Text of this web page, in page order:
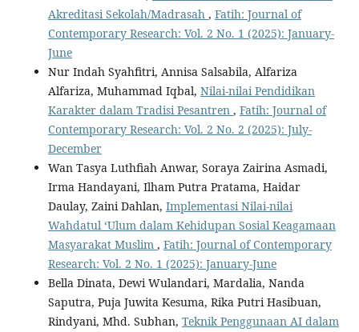
Akreditasi Sekolah/Madrasah , Fatih: Journal of
Contemporary Research: Vol. 2 No. 1 (2025): January-
June
Nur Indah Syahfitri, Annisa Salsabila, Alfariza
Alfariza, Muhammad Iqbal, Nilai-nilai Pendidikan
Karakter dalam Tradisi Pesantren , Fatih: Journal of
Contemporary Research: Vol. 2 No. 2 (2025): July-
December
Wan Tasya Luthfiah Anwar, Soraya Zairina Asmadi,
Irma Handayani, Ilham Putra Pratama, Haidar
Daulay, Zaini Dahlan, Implementasi Nilai-nilai
Wahdatul ‘Ulum dalam Kehidupan Sosial Keagamaan
Masyarakat Muslim , Fatih: Journal of Contemporary
Research: Vol. 2 No. 1 (2025): January-June
Bella Dinata, Dewi Wulandari, Mardalia, Nanda
Saputra, Puja Juwita Kesuma, Rika Putri Hasibuan,
Rindyani, Mhd. Subhan, Teknik Penggunaan AI dalam